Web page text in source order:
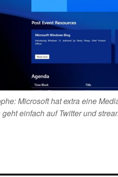
Microsoft hat extra eine
einfach auf Twitter und